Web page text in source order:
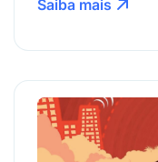
Saiba mais